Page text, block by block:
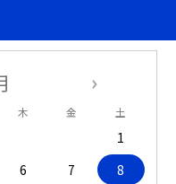
木 金 土
1
6 7
8